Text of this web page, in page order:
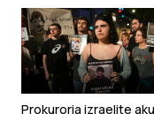
Prokuroria izraelite